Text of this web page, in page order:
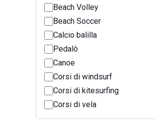
Beach Volley
Beach Soccer
Calcio balilla
Pedalò
Canoe
Corsi di windsurf
Corsi di kitesurfing
Corsi di vela